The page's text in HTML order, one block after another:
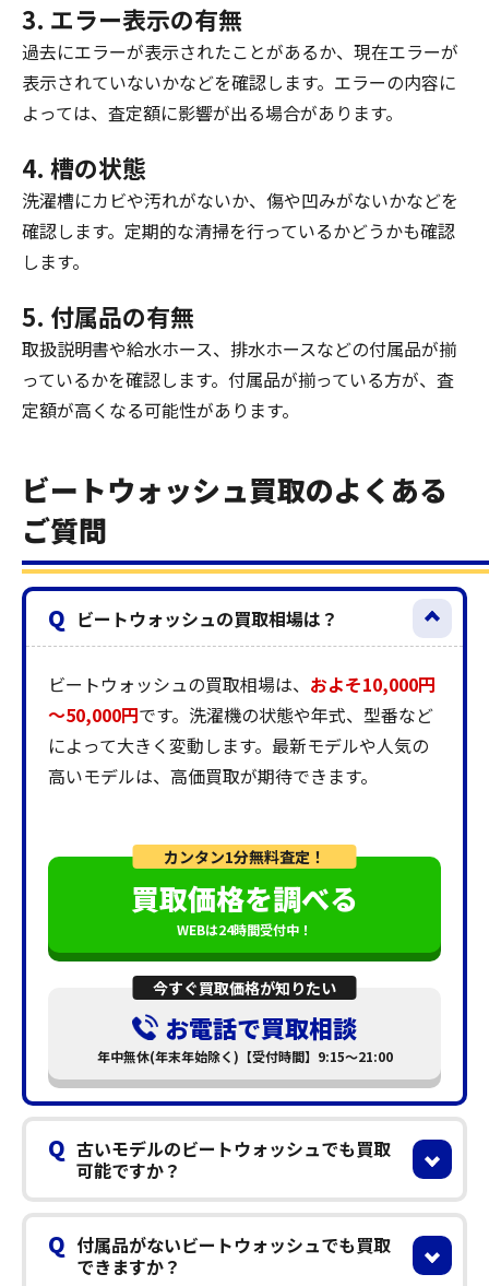
3. エラー表示の有無
過去にエラーが表示されたことがあるか、現在エラーが
表示されていないかなどを確認します。エラーの内容に
よっては、査定額に影響が出る場合があります。
4. 槽の状態
洗濯槽にカビや汚れがないか、傷や凹みがないかなどを
確認します。定期的な清掃を行っているかどうかも確認
します。
5. 付属品の有無
取扱説明書や給水ホース、排水ホースなどの付属品が揃
っているかを確認します。付属品が揃っている方が、査
定額が高くなる可能性があります。
ビートウォッシュ買取のよくある
ご質問
Q ビートウォッシュの買取相場は？
ビートウォッシュの買取相場は、 およそ10,000円
～50,000円です。洗濯機の状態や年式、型番など
によって大きく変動します。最新モデルや人気の
高いモデルは、高価買取が期待できます。
カンタン1分無料査定！
買取価格を調べる
WEBは24時間受付中！
今すぐ買取価格が知りたい
お電話で買取相談
年中無休(年末年始除く)【受付時間】9:15～21:00
Q 古いモデルのビートウォッシュでも買取
可能ですか？
Q 付属品がないビートウォッシュでも買取
できますか？